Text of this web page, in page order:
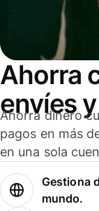
Ahorra
envíes
Ahorra dinero
pagos en más
en una sola
Gestiona
mundo.